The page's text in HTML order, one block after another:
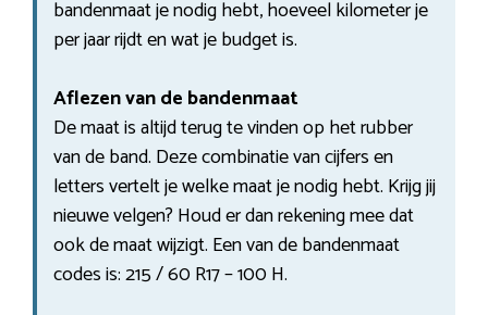
bandenmaat je nodig hebt, hoeveel kilometer je
per jaar rijdt en wat je budget is.
Aflezen van de bandenmaat
De maat is altijd terug te vinden op het rubber
van de band. Deze combinatie van cijfers en
letters vertelt je welke maat je nodig hebt. Krijg jij
nieuwe velgen? Houd er dan rekening mee dat
ook de maat wijzigt. Een van de bandenmaat
codes is: 215 / 60 R17 – 100 H.